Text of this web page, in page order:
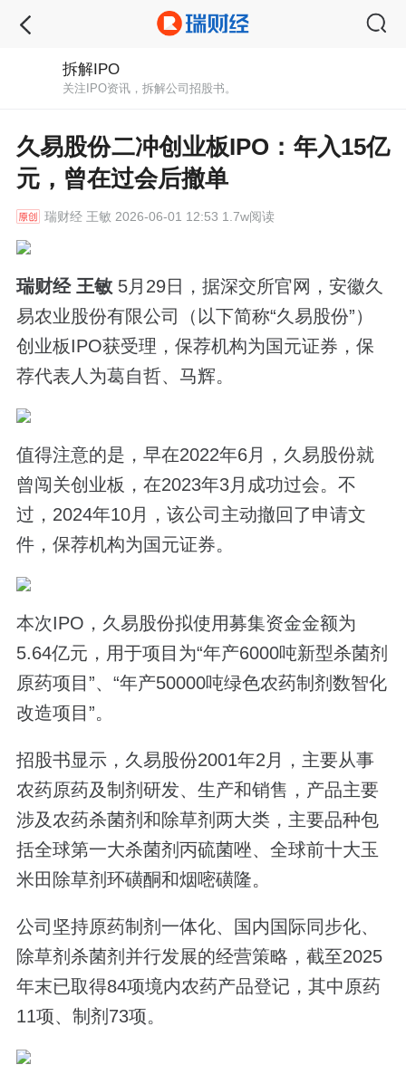
拆解IPO
关注IPO资讯，拆解公司招股书。
久易股份二冲创业板IPO：年入15亿
元，曾在过会后撤单
瑞财经王敏 2026-06-01 12:53 1.7w阅读
瑞财经 王敏 5月29日，据深交所官网，安徽久
易农业股份有限公司（以下简称“久易股份”）
创业板IPO获受理，保荐机构为国元证券，保
荐代表人为葛自哲、马辉。
值得注意的是，早在2022年6月，久易股份就
曾闯关创业板，在2023年3月成功过会。不
过，2024年10月，该公司主动撤回了申请文
件，保荐机构为国元证券。
本次IPO，久易股份拟使用募集资金金额为
5.64亿元，用于项目为“年产6000吨新型杀菌剂
原药项目”、“年产50000吨绿色农药制剂数智化
改造项目”。
招股书显示，久易股份2001年2月，主要从事
农药原药及制剂研发、生产和销售，产品主要
涉及农药杀菌剂和除草剂两大类，主要品种包
括全球第一大杀菌剂丙硫菌唑、全球前十大玉
米田除草剂环磺酮和烟嘧磺隆。
公司坚持原药制剂一体化、国内国际同步化、
除草剂杀菌剂并行发展的经营策略，截至2025
年末已取得84项境内农药产品登记，其中原药
11项、制剂73项。